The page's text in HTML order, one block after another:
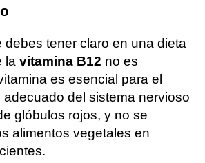
debes tener claro en una dieta
la vitamina B12 no es
es esencial para el
del sistema nervioso
glóbulos rojos, y no se
alimentos vegetales en